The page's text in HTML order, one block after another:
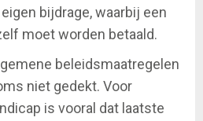
bijdrage, waarbij een
moet worden betaald.
beleidsmaatregelen
niet gedekt. Voor
is vooral dat laatste